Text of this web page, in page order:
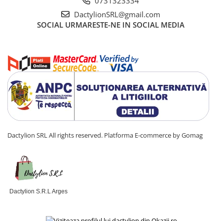
DactylionSRL@gmail.com
SOCIAL URMARESTE-NE IN SOCIAL MEDIA
Dactylion SRL All rights reserved. Platforma E-commerce by Gomag
Dactylion S.R.L Arges